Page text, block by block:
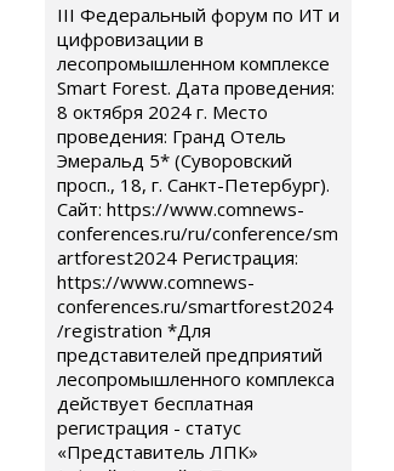
III Федеральный форум по ИТ и
цифровизации в
лесопромышленном комплексе
Smart Forest. Дата проведения:
8 октября 2024 г. Место
проведения: Гранд Отель
Эмеральд 5* (Суворовский
просп., 18, г. Санкт-Петербург).
Сайт: https://www.comnews-
conferences.ru/ru/conference/sm
artforest2024 Регистрация:
https://www.comnews-
conferences.ru/smartforest2024
/registration *Для
представителей предприятий
лесопромышленного комплекса
действует бесплатная
регистрация - статус
«Представитель ЛПК»